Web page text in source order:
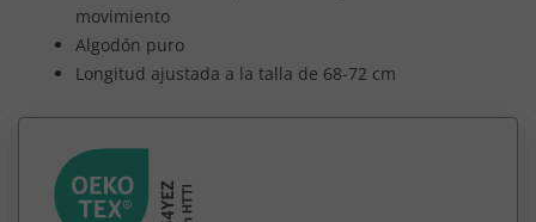
movimiento
Algodón puro
Longitud ajustada a la talla de 68-72 cm